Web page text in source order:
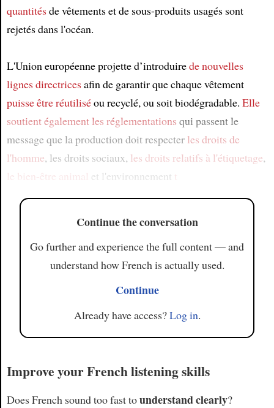
quantitésde vêtements et de sous-produits usagés sont
rejetés dans l'océan.
L'Union européenne projette d’introduirede nouvelles
lignes directricesafin de garantir que chaque vêtement
puisse être réutiliséou recyclé, ou soit biodégradable. Elle
soutient égalementles réglementations qui passent le
message que la production doit respecter les droits de
l'homme, les droits sociaux, les droits relatifs à l'étiquetage,
le bien-être animal et l'environnement
Continue the conversation
Go further and experience the full content — and
understand how French is actually used.
Continue
Already have access?Log in.
Improve your French listening skills
Does French sound too fast tounderstand clearly?